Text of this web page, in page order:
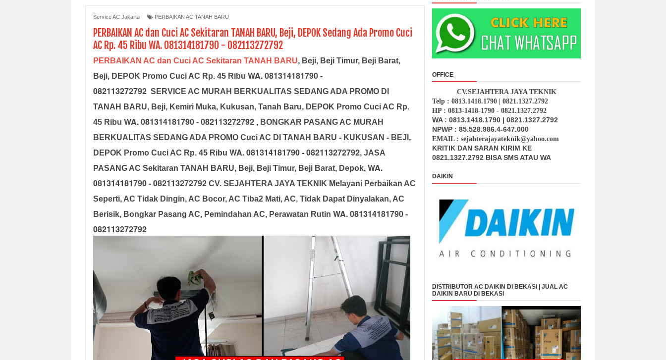
Service AC Jakarta PERBAIKAN AC TANAH BARU
PERBAIKAN AC dan Cuci AC Sekitaran TANAH BARU, Beji, DEPOK Sedang Ada Promo Cuci
AC Rp. 45 Ribu WA. 081314181790 - 082113272792
PERBAIKAN AC dan Cuci AC Sekitaran TANAH BARU, Beji, Beji Timur, Beji Barat,
Beji, DEPOK Promo Cuci AC Rp. 45 Ribu WA. 081314181790 -
082113272792 SERVICE AC MURAH BERKUALITAS SEDANG ADA PROMO DI
TANAH BARU, Beji, Kemiri Muka, Kukusan, Tanah Baru, DEPOK Promo Cuci AC Rp.
45 Ribu WA. 081314181790 - 082113272792 , BONGKAR PASANG AC MURAH
BERKUALITAS SEDANG ADA PROMO Cuci AC DI TANAH BARU - KUKUSAN - BEJI,
DEPOK Promo Cuci AC Rp. 45 Ribu WA. 081314181790 - 082113272792, JASA
PASANG AC Sekitaran TANAH BARU, Beji, Beji Timur, Beji Barat, Depok, WA.
081314181790 - 082113272792 CV. SEJAHTERA JAYA TEKNIK Melayani Perbaikan AC
Seperti, AC Tidak Dingin, AC Bocor, AC Tiba2 Mati, AC, Tidak Dapat Dinyalakan, AC
Berisik, Bongkar Pasang AC, Pemindahan AC, Perawatan Rutin WA. 081314181790 -
082113272792
OFFICE
CV.SEJAHTERA JAYA TEKNIK
Telp : 0813.1418.1790 | 0821.1327.2792
HP : 0813-1418-1790 - 0821.1327.2792
WA : 0813.1418.1790 | 0821.1327.2792
NPWP : 85.528.986.4-647.000
EMAIL : sejahterajayateknik@yahoo.com
KRITIK DAN SARAN KIRIM KE
0821.1327.2792 BISA SMS ATAU WA
DAIKIN
DISTRIBUTOR AC DAIKIN DI BEKASI | JUAL AC
DAIKIN BARU DI BEKASI